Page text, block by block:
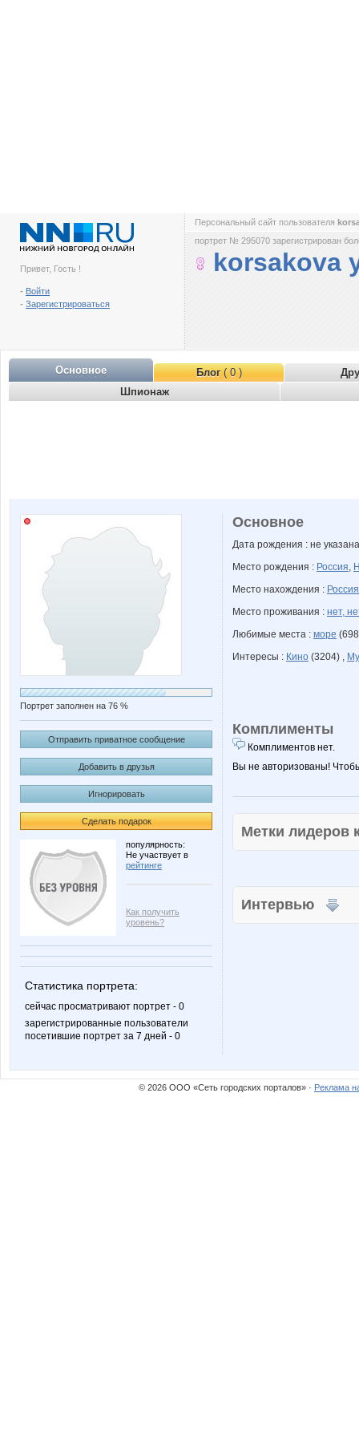
Привет, Гость !
- Войти
- Зарегистрироваться
Персональный сайт пользователя
портрет № 295070 зарегистрирован
korsakova
Основное Блог( 0 )
Шпионаж
Портрет заполнен на 76 %
Отправить приватное сообщение
Добавить в друзья
Игнорировать
Сделать подарок
популярность:
Не участвует в
рейтинге
Как получить
уровень?
Статистика портрета:
сейчас просматривают портрет - 0
зарегистрированные пользователи
посетившие портрет за 7 дней - 0
Основное
Дата рождения : не указана
Место рождения : Россия,
Место нахождения : Россия
Место проживания : нет,
Любимые места : море
Интересы : Кино (3204) ,
Комплименты
Комплиментов нет.
Вы не авторизованы!
Метки
Интервью
© 2026 ООО «Сеть городских порталов» · Реклама